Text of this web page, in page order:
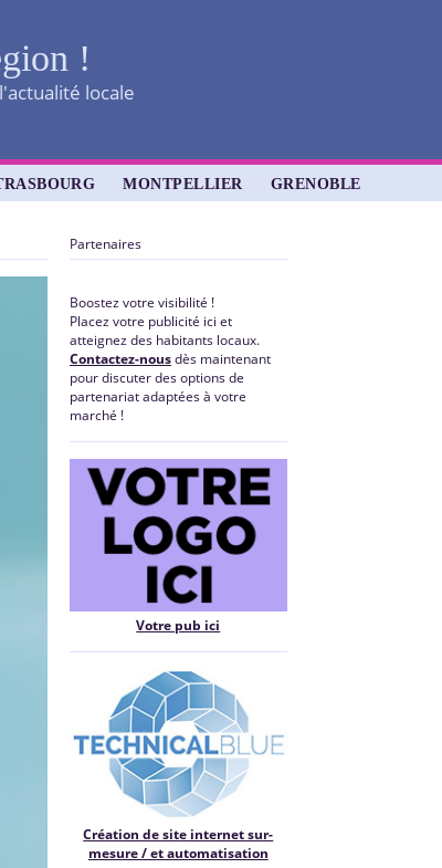
!
locale
MONTPELLIER GRENOBLE
Partenaires
Boostez votre visibilité !
Placez votre publicité ici et
atteignez des habitants locaux.
Contactez-nousdès maintenant
pour discuter des options de
partenariat adaptées à votre
marché !
Votre pub ici
Création de site internet sur-
mesure / et automatisation